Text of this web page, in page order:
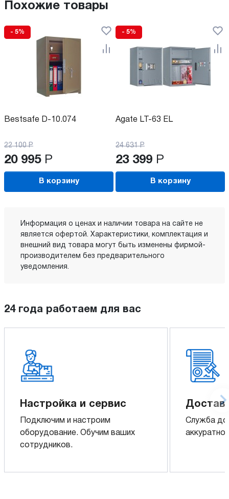
Похожие товары
- 5%
Bestsafe D-10.074
22 100 Р
20 995 Р
В корзину
- 5%
Agate LT-63 EL
24 631 Р
23 399 Р
В корзину
Информация о ценах и наличии товара на сайте не
является офертой. Характеристики, комплектация и
внешний вид товара могут быть изменены фирмой-
производителем без предварительного
уведомления.
24 года работаем для вас
Настройка и сервис
Подключим и настроим
оборудование. Обучим ваших
сотрудников.
Служба
аккуратно